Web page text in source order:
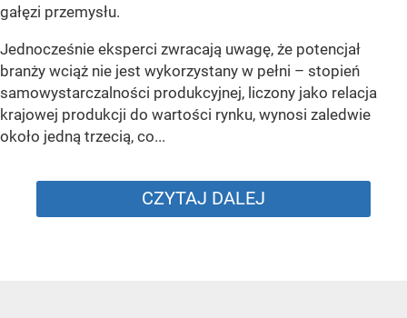
gałęzi przemysłu.
Jednocześnie eksperci zwracają uwagę, że potencjał
branży wciąż nie jest wykorzystany w pełni – stopień
samowystarczalności produkcyjnej, liczony jako relacja
krajowej produkcji do wartości rynku, wynosi zaledwie
około jedną trzecią, co...
CZYTAJ DALEJ